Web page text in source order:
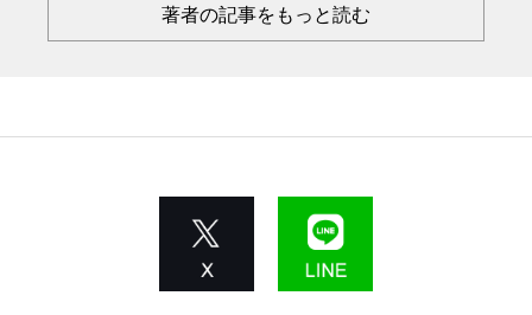
著者の記事をもっと読む